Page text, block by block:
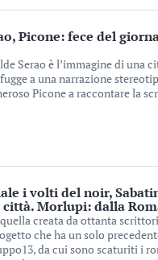
Picone: fece del
Serao è l’immagine di una
a una narrazione
Picone a raccontare la
i volti del noir,
Morlupi: dalla
creata da ottanta
che ha un solo
da cui sono scaturiti i